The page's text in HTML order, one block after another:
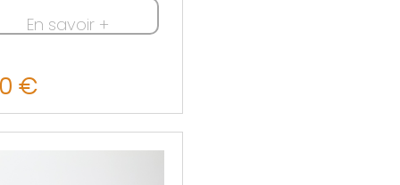
En savoir +
€